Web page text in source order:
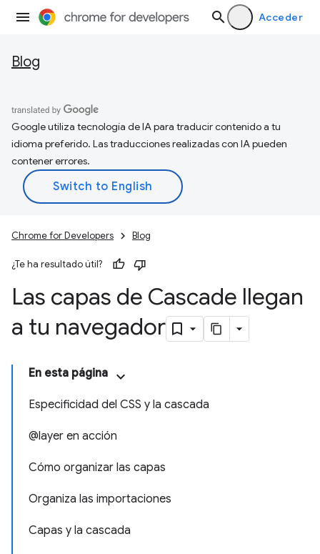
Acceder
Blog
Google utiliza tecnología de IA para traducir contenido a tu
idioma preferido. Las traducciones realizadas con IA pueden
contener errores.
Chrome for Developers Blog
¿Te ha resultado útil?
Las capas de Cascade llegan
a tu navegador
En esta página
Especificidad del CSS y la cascada
@layer en acción
Cómo organizar las capas
Organiza las importaciones
Capas y la cascada